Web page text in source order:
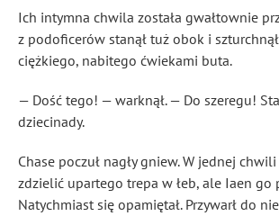
Ich intymna chwila została gwałtownie
z podoficerów stanął tuż obok i
ciężkiego, nabitego ćwiekami buta.
— Dość tego! — warknął. — Do szeregu!
dziecinady.
Chase poczuł nagły gniew. W jednej
zdzielić upartego trepa w łeb, ale Iaen go
Natychmiast się opamiętał. Przywarł do